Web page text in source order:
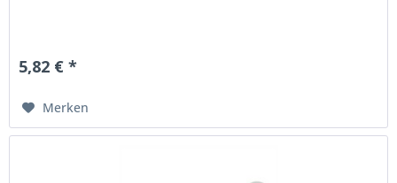
5,82 € *
Merken